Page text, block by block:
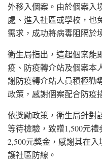
外移入個案。由於個案入
處、進入社區或學校，也
需求，成功將病毒阻隔於
衛生局指出，這起個案能
疫、防疫轉介站及個案本
謝防疫轉介站人員積極勸
政策，感謝個案配合防疫
依獎勵政策，衛生局針對
等待檢驗，致贈1,500元
2,500元獎金，感謝其在
護社區防線。